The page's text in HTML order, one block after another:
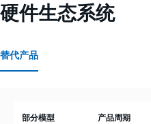
硬件生态系统
替代产品
部分模型 产品周期